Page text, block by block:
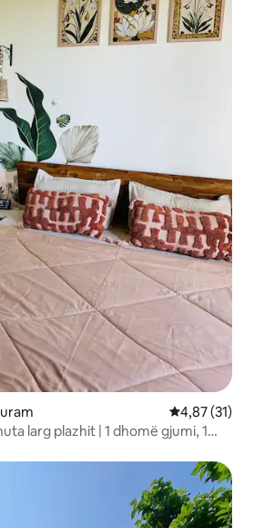
Vlerësimi
4,87 (31)
larg plazhit | 1 dhomë gjumi, 1